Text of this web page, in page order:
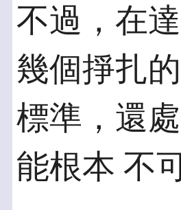
不過，在
幾個掙扎
標準，還
能根本 不